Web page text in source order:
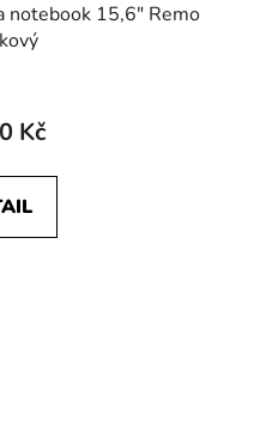
notebook 15,6" Remo
Kč